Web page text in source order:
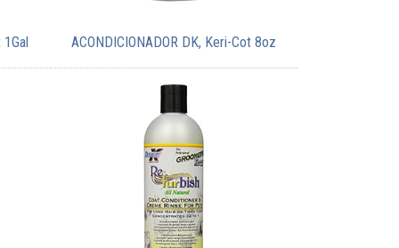
ACONDICIONADOR DK, Keri-Cot 8oz